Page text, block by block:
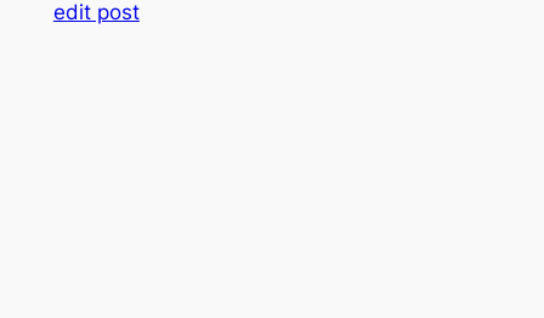
edit post